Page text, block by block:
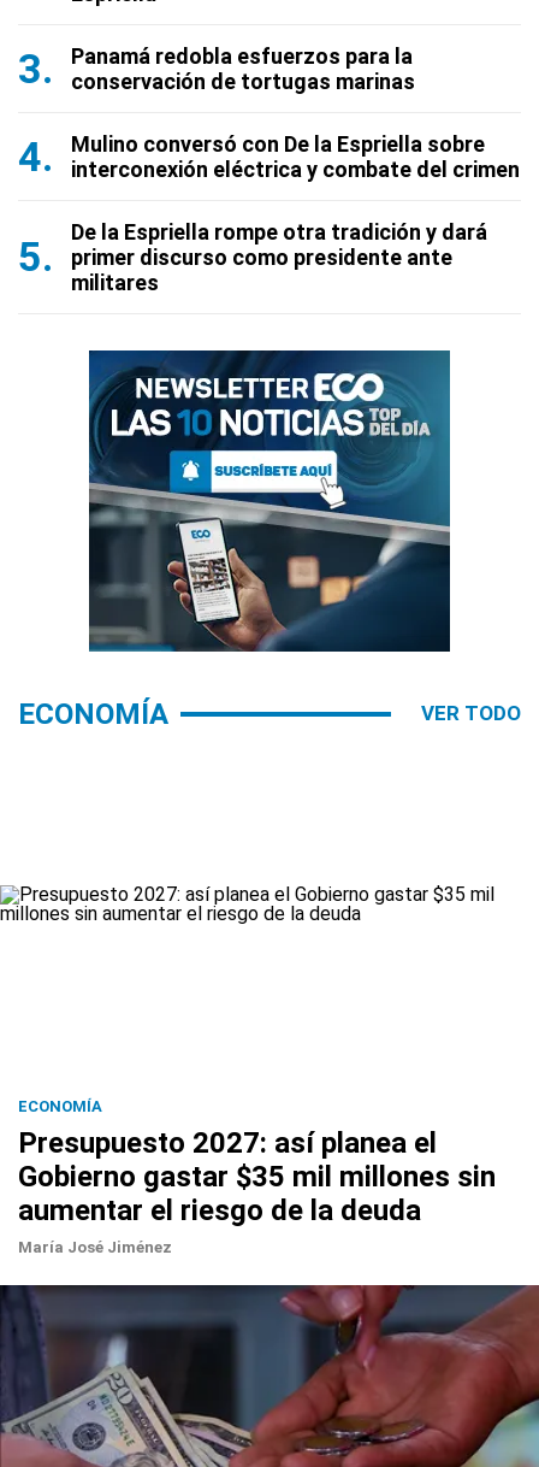
Panamá redobla esfuerzos para la
conservación de tortugas marinas
Mulino conversó con De la Espriella sobre
interconexión eléctrica y combate del crimen
De la Espriella rompe otra tradición y dará
primer discurso como presidente ante
militares
ECONOMÍA VER TODO
ECONOMÍA
Presupuesto 2027: así planea el
Gobierno gastar $35 mil millones sin
aumentar el riesgo de la deuda
María José Jiménez